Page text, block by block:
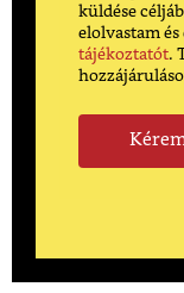
küldése
elolvastam
tájékoztatót.